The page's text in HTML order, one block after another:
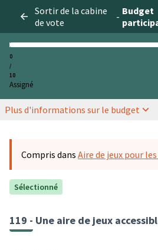
Sortir de la cabine
de vote
- Budget
0
/
10
Assigné
Plus d'informations sur le budget
Compris dans Aire de jeux pour
Sélectionné
119 - Une aire de jeux